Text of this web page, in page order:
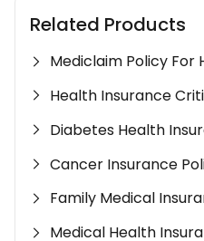
Related Products
Mediclaim Policy For
Health Insurance
Diabetes Health
Cancer Insurance
Family Medical
Medical Health